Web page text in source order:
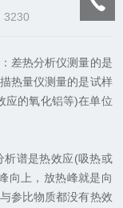
3230
差热分析仪测量的是
热量仪测量的是试样
应的氧化铝等)在单位
谱是热效应(吸热或
向上，放热峰就是向
参比物质都没有热效